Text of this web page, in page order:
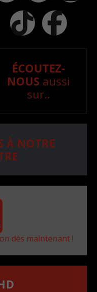
ÉCOUTEZ-
NOUS aussi
sur..
À NOTRE
dès maintenant !